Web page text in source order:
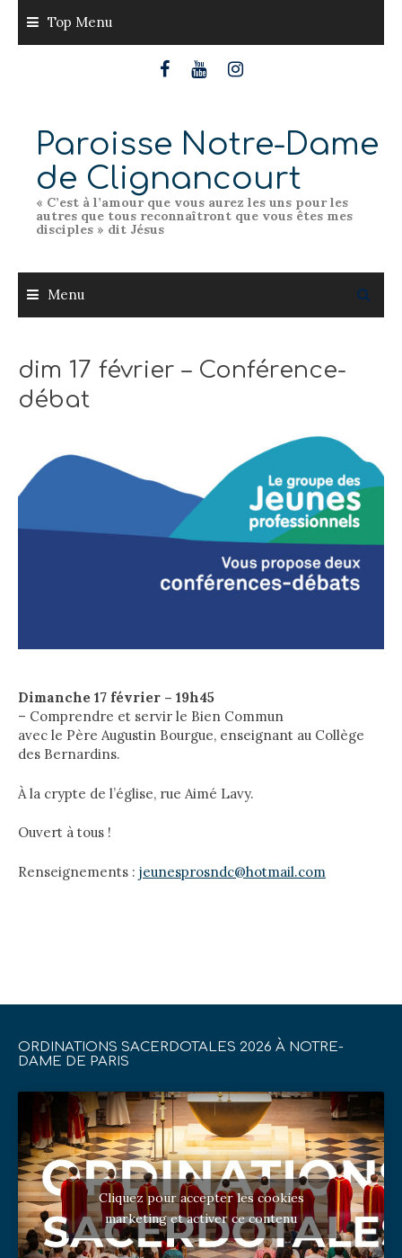
content
Top Menu
Paroisse Notre-Dame
de Clignancourt
« C’est à l’amour que vous aurez les uns pour les
autres que tous reconnaîtront que vous êtes mes
disciples » dit Jésus
Menu
dim 17 février – Conférence-
débat
Dimanche 17 février – 19h45
– Comprendre et servir le Bien Commun
avec le Père Augustin Bourgue, enseignant au Collège
des Bernardins.
À la crypte de l’église, rue Aimé Lavy.
Ouvert à tous !
Renseignements : jeunesprosndc@hotmail.com
ORDINATIONS SACERDOTALES 2026 À NOTRE-
DAME DE PARIS
Cliquez pour accepter les cookies
marketing et activer ce contenu